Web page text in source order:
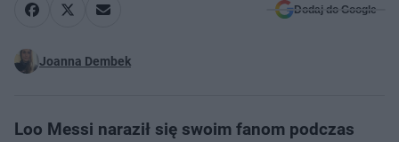
Dodaj do Google
Joanna Dembek
Loo Messi naraził się swoim fanom podczas